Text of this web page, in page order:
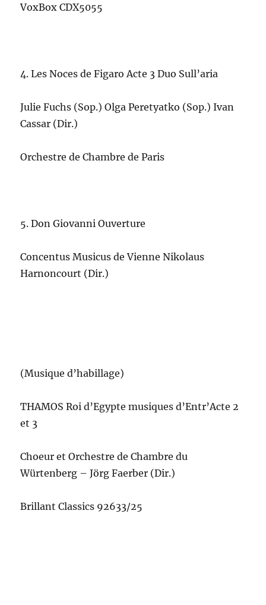
VoxBox CDX5055
4. Les Noces de Figaro Acte 3 Duo Sull’aria
Julie Fuchs (Sop.) Olga Peretyatko (Sop.) Ivan
Cassar (Dir.)
Orchestre de Chambre de Paris
5. Don Giovanni Ouverture
Concentus Musicus de Vienne Nikolaus
Harnoncourt (Dir.)
(Musique d’habillage)
THAMOS Roi d’Egypte musiques d’Entr’Acte 2
et 3
Choeur et Orchestre de Chambre du
Würtenberg – Jörg Faerber (Dir.)
Brillant Classics 92633/25